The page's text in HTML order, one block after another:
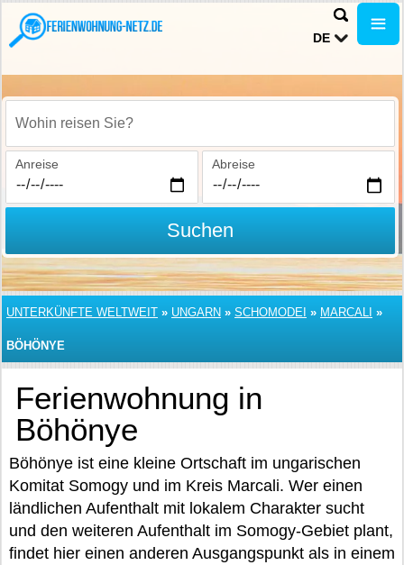
DE
Wohin reisen Sie?
Anreise Abreise
Suchen
UNTERKÜNFTE WELTWEIT » UNGARN » SCHOMODEI » MARCALI »
BÖHÖNYE
Ferienwohnung in
Böhönye
Böhönye ist eine kleine Ortschaft im ungarischen
Komitat Somogy und im Kreis Marcali. Wer einen
ländlichen Aufenthalt mit lokalem Charakter sucht
und den weiteren Aufenthalt im Somogy-Gebiet plant,
findet hier einen anderen Ausgangspunkt als in einem